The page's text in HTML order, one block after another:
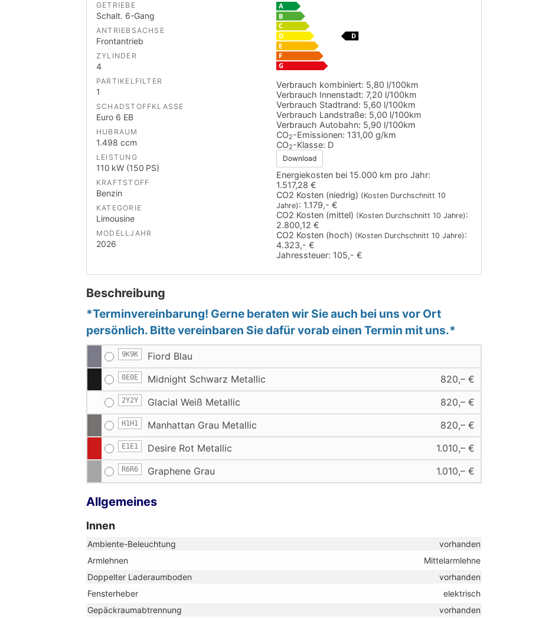
GETRIEBE
Schalt. 6-Gang
ANTRIEBSACHSE
Frontantrieb
ZYLINDER
4
PARTIKELFILTER
1
SCHADSTOFFKLASSE
Euro 6 EB
HUBRAUM
1.498 ccm
LEISTUNG
110 kW (150 PS)
KRAFTSTOFF
Benzin
KATEGORIE
Limousine
MODELLJAHR
2026
Verbrauch kombiniert: 5,80 l/100km
Verbrauch Innenstadt: 7,20 l/100km
Verbrauch Stadtrand: 5,60 l/100km
Verbrauch Landstraße: 5,00 l/100km
Verbrauch Autobahn: 5,90 l/100km
CO2-Emissionen: 131,00 g/km
CO2-Klasse: D
Download
Energiekosten bei 15.000 km pro Jahr:
1.517,28 €
CO2 Kosten (niedrig) (Kosten Durchschnitt 10
Jahre): 1.179,- €
CO2 Kosten (mittel) (Kosten Durchschnitt 10 Jahre):
2.800,12 €
CO2 Kosten (hoch) (Kosten Durchschnitt 10 Jahre):
4.323,- €
Jahressteuer: 105,- €
Beschreibung
*Terminvereinbarung! Gerne beraten wir Sie auch bei uns vor Ort
persönlich. Bitte vereinbaren Sie dafür vorab einen Termin mit uns.*
9K9K Fiord Blau
0E0E Midnight Schwarz Metallic 820,– €
2Y2Y Glacial Weiß Metallic 820,– €
H1H1 Manhattan Grau Metallic 820,– €
E1E1 Desire Rot Metallic 1.010,– €
R6R6 Graphene Grau 1.010,– €
Allgemeines
Innen
Ambiente-Beleuchtung
vorhanden
Armlehnen
Mittelarmlehne
Doppelter Laderaumboden
vorhanden
Fensterheber
elektrisch
Gepäckraumabtrennung
vorhanden